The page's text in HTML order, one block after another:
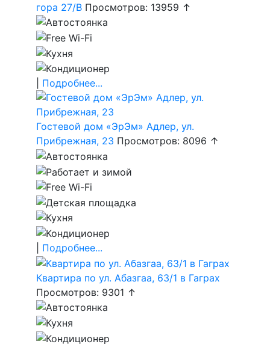
гора 27/В Просмотров: 13959 ↑
Подробнее...
Гостевой дом «ЭрЭм» Адлер, ул.
Прибрежная, 23 Просмотров: 8096 ↑
Подробнее...
Квартира по ул. Абазгаа, 63/1 в Гаграх
Просмотров: 9301 ↑